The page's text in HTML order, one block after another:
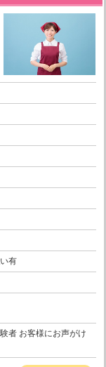
有
者 お客様にお声がけ